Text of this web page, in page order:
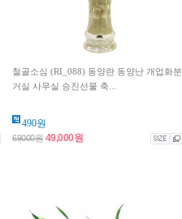
철골소심 (RI_088) 동양란 동양난 개업화분
거실 사무실 승진선물 축...
490원
69000원 49,000원